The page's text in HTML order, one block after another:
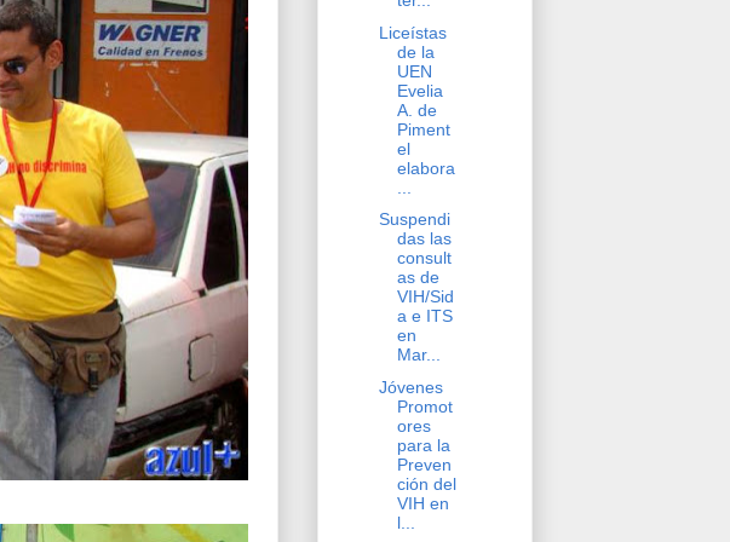
Liceístas
de la
UEN
Evelia
A. de
Piment
el
elabora
Suspendi
das las
consult
as de
VIH/Sid
a e ITS
en
Mar...
Jóvenes
Promot
ores
para la
Preven
ción del
VIH en
l...